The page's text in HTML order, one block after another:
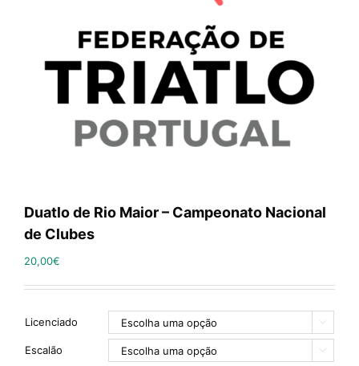
Duatlo de Rio Maior – Campeonato Nacional
de Clubes
20,00€
Licenciado 
Escalão 